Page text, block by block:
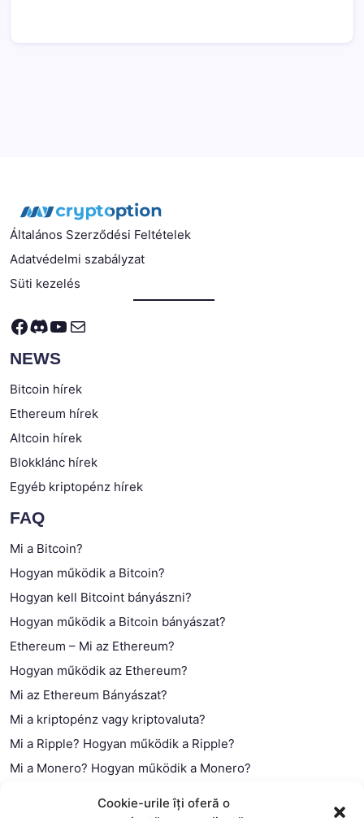
Cookie-urile îți oferă o
Általános Szerződési Feltételek
Adatvédelmi szabályzat
Süti kezelés
Facebook
Discord
YouTube
Mail
NEWS
Bitcoin hírek
Ethereum hírek
Altcoin hírek
Blokklánc hírek
Egyéb kriptopénz hírek
FAQ
Mi a Bitcoin?
Hogyan működik a Bitcoin?
Hogyan kell Bitcoint bányászni?
Hogyan működik a Bitcoin bányászat?
Ethereum – Mi az Ethereum?
Hogyan működik az Ethereum?
Mi az Ethereum Bányászat?
Mi a kriptopénz vagy kriptovaluta?
Mi a Ripple? Hogyan működik a Ripple?
Mi a Monero? Hogyan működik a Monero?